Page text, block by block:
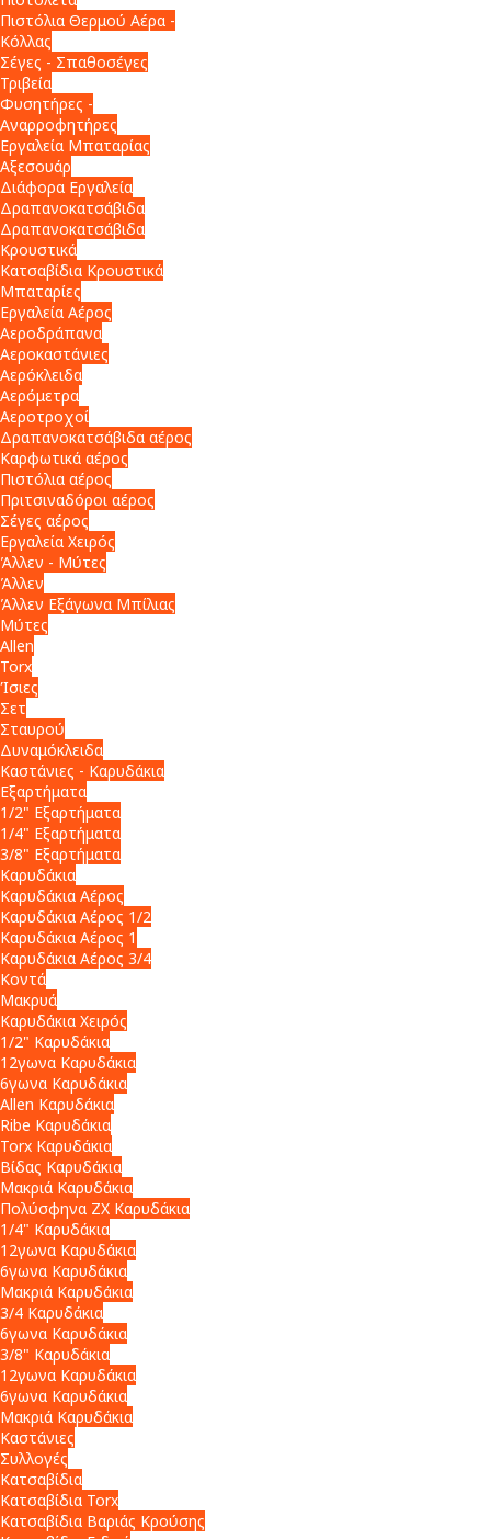
Πιστόλια Θερμού Αέρα -
Κόλλας
Σέγες - Σπαθοσέγες
Τριβεία
Φυσητήρες -
Αναρροφητήρες
Εργαλεία Μπαταρίας
Αξεσουάρ
Διάφορα Εργαλεία
Δραπανοκατσάβιδα
Δραπανοκατσάβιδα
Κρουστικά
Κατσαβίδια Κρουστικά
Μπαταρίες
Εργαλεία Αέρος
Αεροδράπανα
Αεροκαστάνιες
Αερόκλειδα
Αερόμετρα
Αεροτροχοί
Δραπανοκατσάβιδα αέρος
Καρφωτικά αέρος
Πιστόλια αέρος
Πριτσιναδόροι αέρος
Σέγες αέρος
Εργαλεία Χειρός
Άλλεν - Μύτες
Άλλεν
Άλλεν Εξάγωνα Μπίλιας
Μύτες
Allen
Torx
Ίσιες
Σετ
Σταυρού
Δυναμόκλειδα
Καστάνιες - Καρυδάκια
Εξαρτήματα
1/2" Εξαρτήματα
1/4" Εξαρτήματα
3/8" Εξαρτήματα
Καρυδάκια
Καρυδάκια Αέρος
Καρυδάκια Αέρος 1/2
Καρυδάκια Αέρος 1
Καρυδάκια Αέρος 3/4
Κοντά
Μακρυά
Καρυδάκια Χειρός
1/2" Καρυδάκια
12γωνα Καρυδάκια
6γωνα Καρυδάκια
Allen Καρυδάκια
Ribe Καρυδάκια
Torx Καρυδάκια
Βίδας Καρυδάκια
Μακριά Καρυδάκια
Πολύσφηνα ZX Καρυδάκια
1/4" Καρυδάκια
12γωνα Καρυδάκια
6γωνα Καρυδάκια
Μακριά Καρυδάκια
3/4 Καρυδάκια
6γωνα Καρυδάκια
3/8" Καρυδάκια
12γωνα Καρυδάκια
6γωνα Καρυδάκια
Μακριά Καρυδάκια
Καστάνιες
Συλλογές
Κατσαβίδια
Κατσαβίδια Torx
Κατσαβίδια Βαριάς Κρούσης